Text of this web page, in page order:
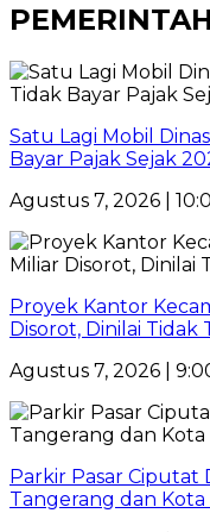
Satu Lagi Mobil
Bayar Pajak Sejak
Agustus 7, 2026 |
Proyek Kantor
Disorot, Dinilai Tidak
Agustus 7, 2026 |
Parkir Pasar Ciputat
Tangerang dan